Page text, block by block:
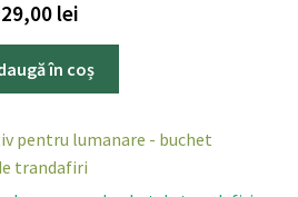
29,00 lei
în coș